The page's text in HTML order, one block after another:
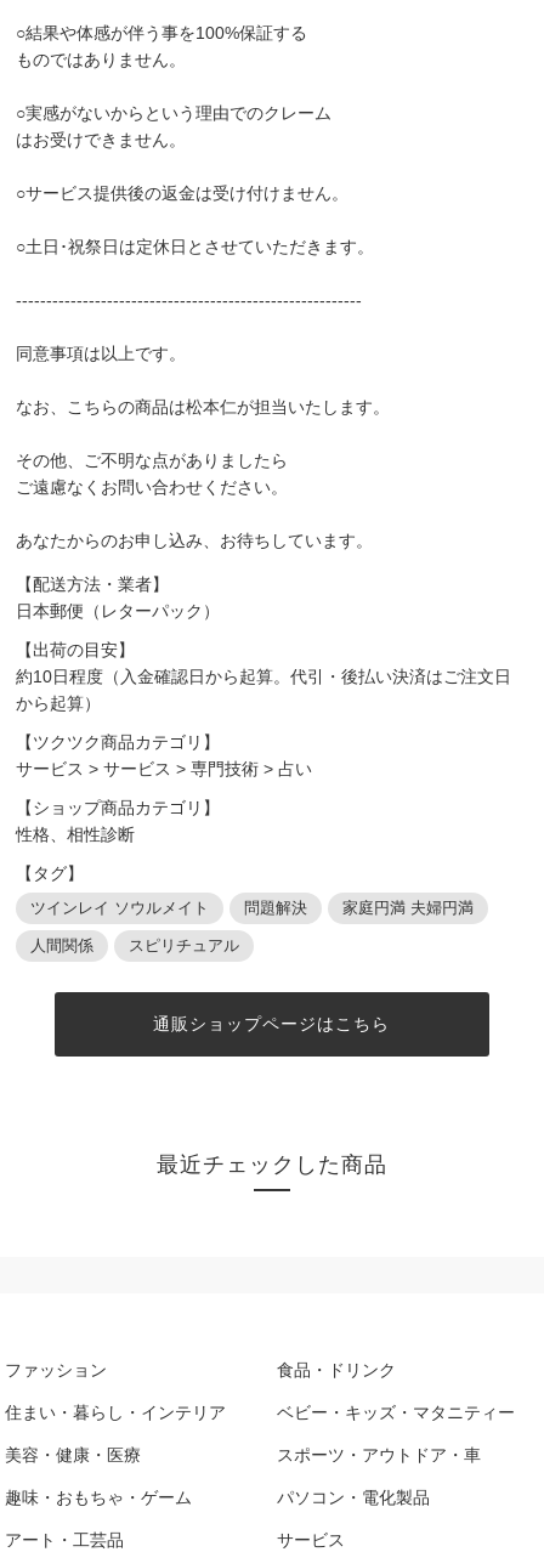
○結果や体感が伴う事を100%保証する
ものではありません。
○実感がないからという理由でのクレーム
はお受けできません。
○サービス提供後の返金は受け付けません。
○土日･祝祭日は定休日とさせていただきます。
---------------------------------------------------------
同意事項は以上です。
なお、こちらの商品は松本仁が担当いたします。
その他、ご不明な点がありましたら
ご遠慮なくお問い合わせください。
あなたからのお申し込み、お待ちしています。
【配送方法・業者】
日本郵便（レターパック）
【出荷の目安】
約10日程度（入金確認日から起算。代引・後払い決済はご注文日
から起算）
【ツクツク商品カテゴリ】
サービス >サービス >専門技術 >占い
【ショップ商品カテゴリ】
性格、相性診断
【タグ】
ツインレイ ソウルメイト 問題解決 家庭円満 夫婦円満
人間関係 スピリチュアル
通販ショップページはこちら
最近チェックした商品
ファッション 食品・ドリンク
住まい・暮らし・インテリア ベビー・キッズ・マタニティー
美容・健康・医療 スポーツ・アウトドア・車
趣味・おもちゃ・ゲーム パソコン・電化製品
アート・工芸品 サービス